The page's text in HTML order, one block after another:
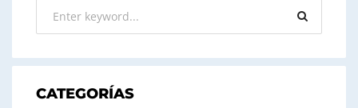
CATEGORÍAS